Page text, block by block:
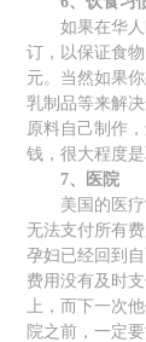
如果在华
订，以保证食
元。当然如果
乳制品等来解
原料自己制作
钱，很大程度
7、医院
美国的医
无法支付所有
孕妇已经回到
费用没有及时
上，而下一次
院之前，一定